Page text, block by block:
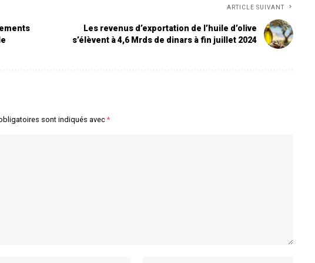
ARTICLE SUIVANT
Les revenus d’exportation de l’huile d’olive
s’élèvent à 4,6 Mrds de dinars à fin juillet 2024
sont indiqués avec*